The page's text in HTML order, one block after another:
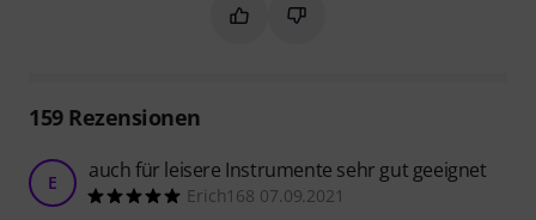
Markieren Sie diese
Markieren Sie diese
159Rezensionen
E auch für leisere Instrumente sehr gut geeignet
Erich168 07.09.2021